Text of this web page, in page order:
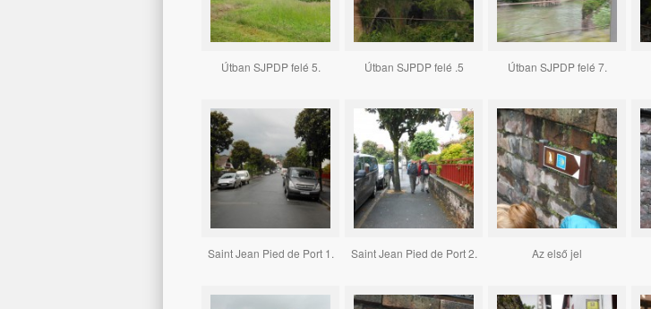
Útban SJPDP felé 5. Útban SJPDP felé .5 Útban SJPDP felé 7.
Saint Jean Pied de Port 1. Saint Jean Pied de Port 2. Az első jel